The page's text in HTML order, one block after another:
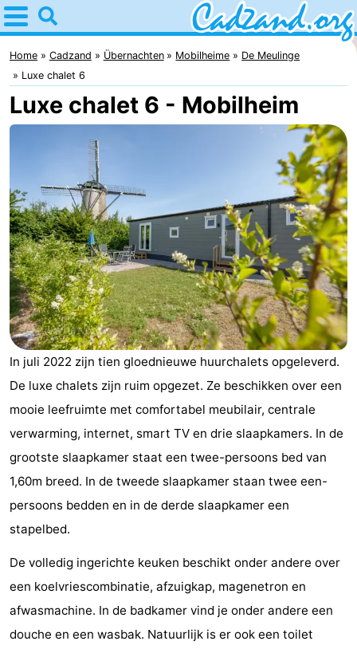
Home
Cadzand
Tipps
Für
Appartements
Campingplätze
Ferienhäuser
-
Bad
-
Resort
Bad
De
-
Cadzand
Hoogduin
-
Résidence
Cadzand-
Bad
Resort
Nieuwvliet-
Bad
-
Schoneveld
-
Strand
-
Home Cadzand Übernachten Mobilheime
De Meulinge
Luxe chalet 6
Luxe chalet 6 - Mobilheim
In juli 2022 zijn tien gloednieuwe huurchalets opgeleverd.
De luxe chalets zijn ruim opgezet. Ze beschikken over een
mooie leefruimte met comfortabel meubilair, centrale
verwarming, internet, smart TV en drie slaapkamers. In de
grootste slaapkamer staat een twee-persoons bed van
1,60m breed. In de tweede slaapkamer staan twee een-
persoons bedden en in de derde slaapkamer een
stapelbed.
De volledig ingerichte keuken beschikt onder andere over
een koelvriescombinatie, afzuigkap, magenetron en
afwasmachine. In de badkamer vind je onder andere een
douche en een wasbak. Natuurlijk is er ook een toilet